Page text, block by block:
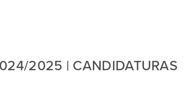
2025 | CANDIDATURAS